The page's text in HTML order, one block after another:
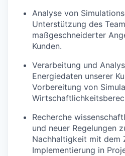
Analyse von
Unterstützung des
maßgeschneiderter
Kunden.
Verarbeitung und
Energiedaten unserer
Vorbereitung von
Recherche
und neuer Regelungen
Nachhaltigkeit mit dem
Implementierung in